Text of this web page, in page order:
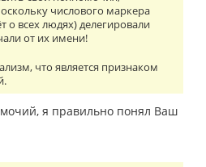
числового маркера
о всех людях) делегировали
от их имени!
что является признаком
я правильно понял Ваш